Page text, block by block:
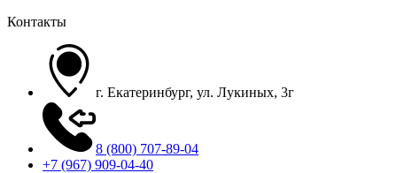
Контакты
г. Екатеринбург, ул. Лукиных, 3г
8 (800) 707-89-04
+7 (967) 909-04-40